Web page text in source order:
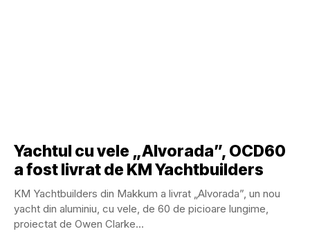
Yachtul cu vele „Alvorada”, OCD60
a fost livrat de KM Yachtbuilders
KM Yachtbuilders din Makkum a livrat „Alvorada”, un nou
yacht din aluminiu, cu vele, de 60 de picioare lungime,
proiectat de Owen Clarke...